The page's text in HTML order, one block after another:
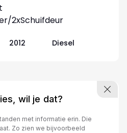
2xSchuifdeur
2012 Diesel
wil je dat?
met informatie erin. Die
Zo zien we bijvoorbeeld